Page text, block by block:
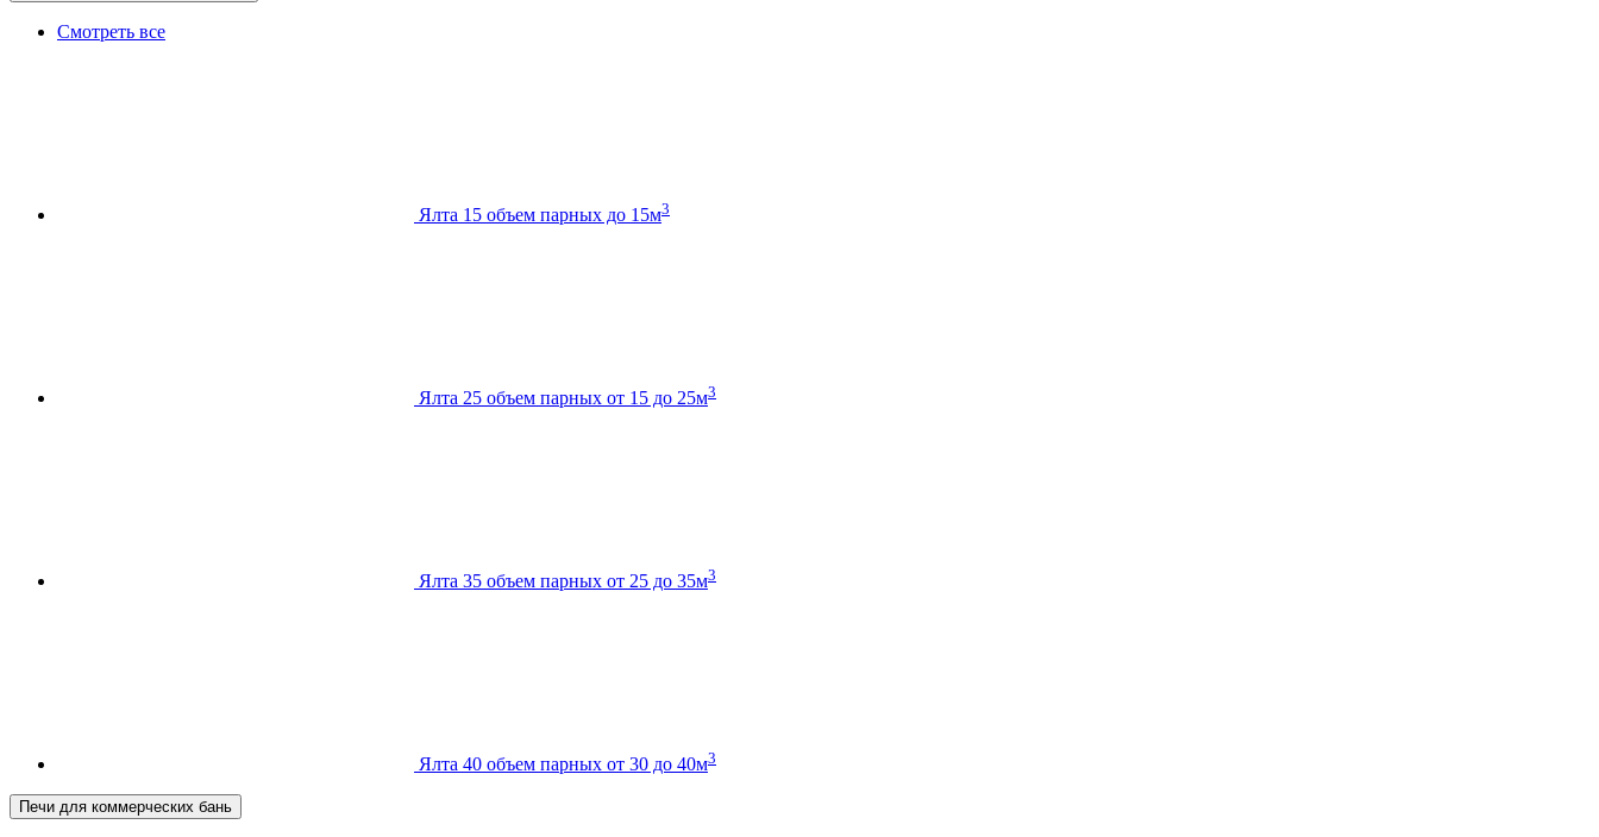
Смотреть все
Ялта 15 объем парных до 15м3
Ялта 25 объем парных от 15 до 25м3
Ялта 35 объем парных от 25 до 35м3
Ялта 40 объем парных от 30 до 40м3
Печи для коммерческих бань